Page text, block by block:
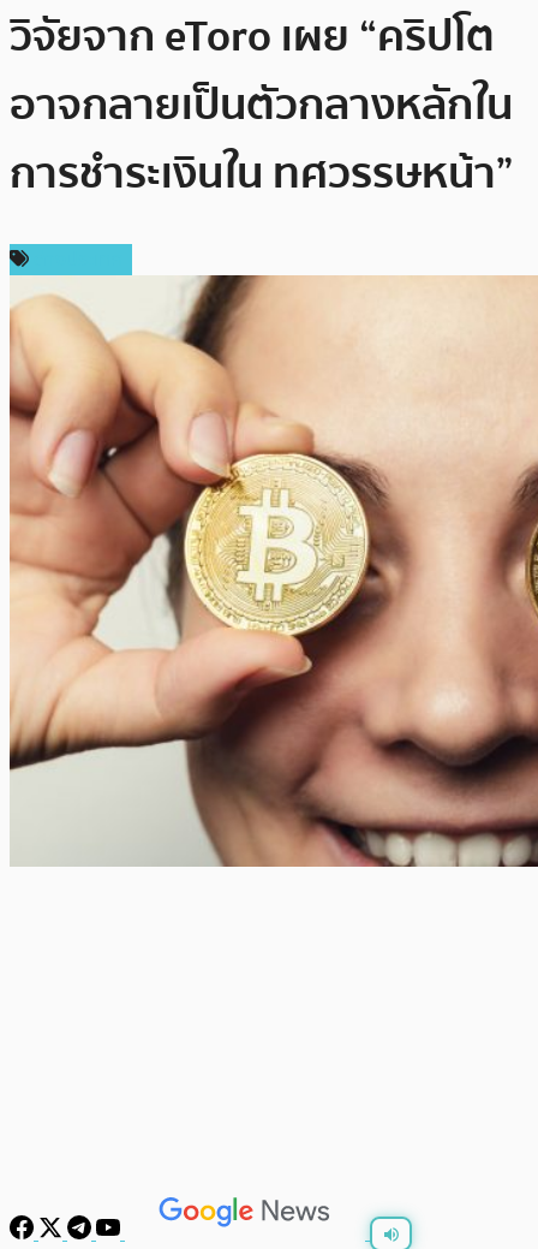
วิจัยจาก eToro เผย “คริปโต
อาจกลายเป็นตัวกลางหลักใน
การชำระเงินใน ทศวรรษหน้า”